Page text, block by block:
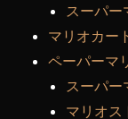
スーパー
マリオカー
ペーパーマ
スーパー
マリオス